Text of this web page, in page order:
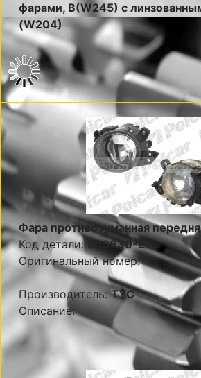
фарами, B(W245) c
(W204)
Фара противотуманная
Код детали:500630-E
Оригинальный номер:
Производитель:TYC
Описание: